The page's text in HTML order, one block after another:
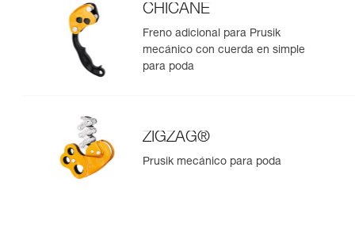
CHICANE
Freno adicional para Prusik
mecánico con cuerda en simple
para poda
ZIGZAG®
Prusik mecánico para poda